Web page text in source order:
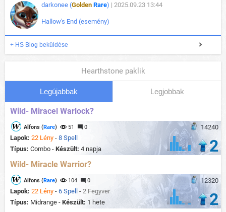
darkonee (Golden Rare) | 2025.09.23 13:44
Hallow's End (esemény)
+ HS Blog beküldése
Hearthstone paklik
Legújabbak Legjobbak
Wild- Miracel Warlock?
14240
Alfons (Rare) 51 0
Lapok: 22 Lény - 8 Spell
Típus: Combo - Készült: 4 napja 2
Wild- Miracle Warrior?
12320
Alfons (Rare) 104 0
Lapok: 22 Lény - 6 Spell - 2 Fegyver
Típus: Midrange - Készült: 1 hete 2